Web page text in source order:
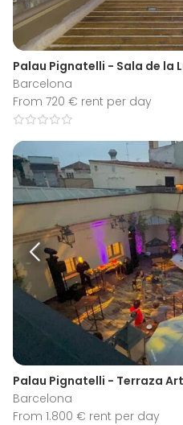
Palau Pignatelli - Sala de la
Barcelona
From 720 € rent per day
Palau Pignatelli - Terraza
Barcelona
From 1.800 € rent per day